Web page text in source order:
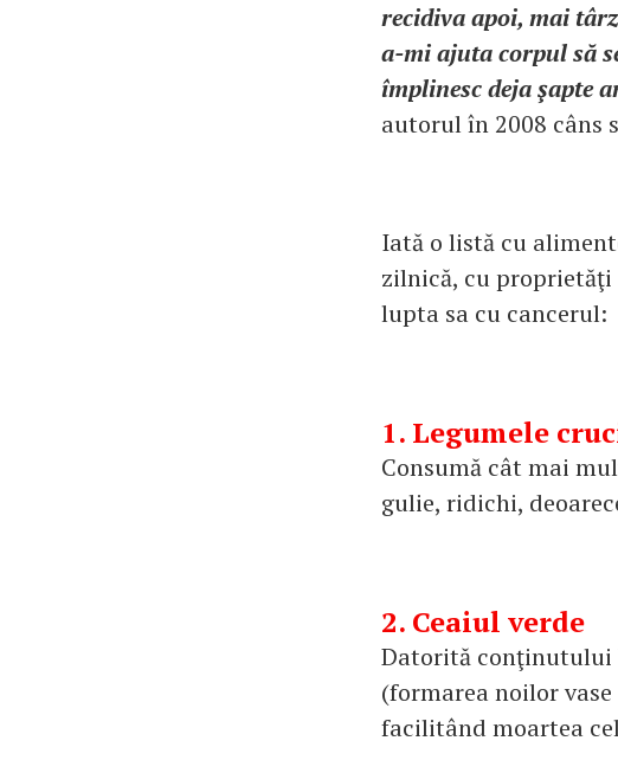
recidiva apoi, mai
a-mi ajuta corpul să
împlinesc deja şapte
autorul în 2008 câns
Iată o listă cu
zilnică, cu proprietăţi
lupta sa cu cancerul:
1. Legumele
Consumă cât mai
gulie, ridichi,
2. Ceaiul verde
Datorită conţinutului
(formarea noilor
facilitând moartea